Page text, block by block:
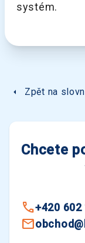
systém.
arrow_left Zpět na
Chcete
+420 602